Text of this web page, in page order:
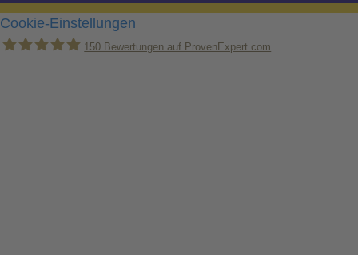
Cookie-Einstellungen
150 Bewertungen auf ProvenExpert.com